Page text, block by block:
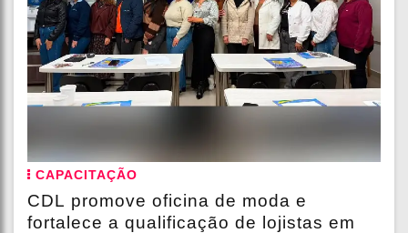
CAPACITAÇÃO
CDL promove oficina de moda e
fortalece a qualificação de lojistas em